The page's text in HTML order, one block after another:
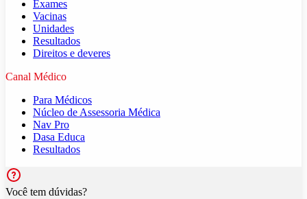
Exames
Vacinas
Unidades
Resultados
Direitos e deveres
Canal Médico
Para Médicos
Núcleo de Assessoria Médica
Nav Pro
Dasa Educa
Resultados
Você tem dúvidas?